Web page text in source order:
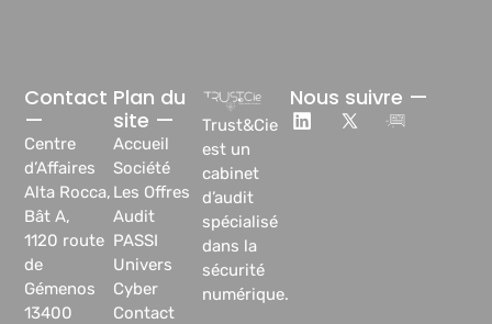
Trust&Cie
est un
cabinet
d’audit
spécialisé
dans la
sécurité
numérique.
Plan du
site —
Accueil
Société
Les Offres
Audit
PASSI
Univers
Cyber
Contact
Contact
—
Centre
d’Affaires
Alta Rocca,
Bât A,
1120 route
de
Gémenos
13400
Nous suivre —